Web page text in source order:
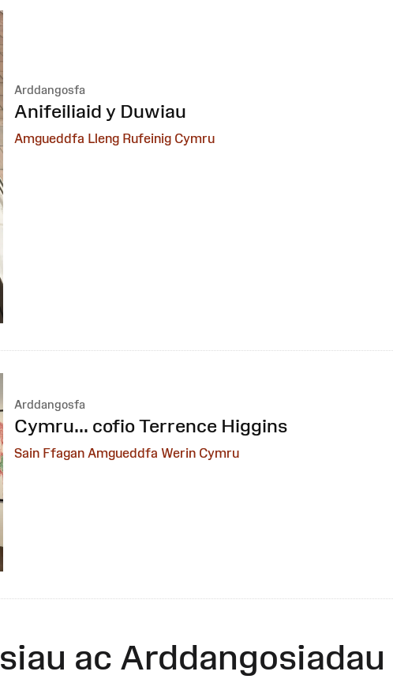
Arddangosfa
:
Anifeiliaid y Duwiau
Amgueddfa Lleng Rufeinig Cymru
Arddangosfa
:
Cymru... cofio Terrence Higgins
Sain Ffagan Amgueddfa Werin Cymru
ac Arddangosiadau